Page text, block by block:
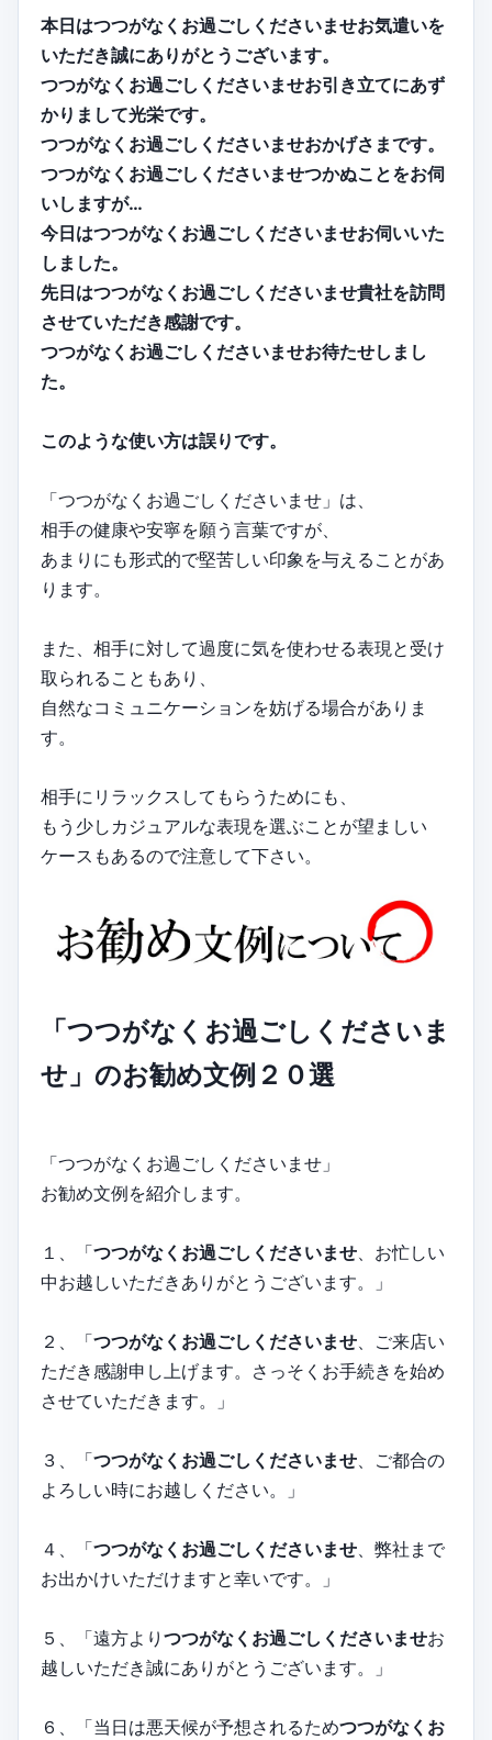
本日はつつがなくお過ごしくださいませお気遣いを
いただき誠にありがとうございます。
つつがなくお過ごしくださいませお引き立てにあず
かりまして光栄です。
つつがなくお過ごしくださいませおかげさまです。
つつがなくお過ごしくださいませつかぬことをお伺
いしますが…
今日はつつがなくお過ごしくださいませお伺いいた
しました。
先日はつつがなくお過ごしくださいませ貴社を訪問
させていただき感謝です。
つつがなくお過ごしくださいませお待たせしまし
た。
このような使い方は誤りです。
「つつがなくお過ごしくださいませ」は、
相手の健康や安寧を願う言葉ですが、
あまりにも形式的で堅苦しい印象を与えることがあ
ります。
また、相手に対して過度に気を使わせる表現と受け
取られることもあり、
自然なコミュニケーションを妨げる場合がありま
す。
相手にリラックスしてもらうためにも、
もう少しカジュアルな表現を選ぶことが望ましい
ケースもあるので注意して下さい。
「つつがなくお過ごしくださいま
せ」のお勧め文例２０選
「つつがなくお過ごしくださいませ」
お勧め文例を紹介します。
１、「つつがなくお過ごしくださいませ、お忙しい
中お越しいただきありがとうございます。」
２、「つつがなくお過ごしくださいませ、ご来店い
ただき感謝申し上げます。さっそくお手続きを始め
させていただきます。」
３、「つつがなくお過ごしくださいませ、ご都合の
よろしい時にお越しください。」
４、「つつがなくお過ごしくださいませ、弊社まで
お出かけいただけますと幸いです。」
５、「遠方より つつがなくお過ごしくださいませお
越しいただき誠にありがとうございます。」
６、「当日は悪天候が予想されるためつつがなくお